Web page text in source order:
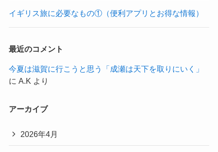
イギリス旅に必要なもの①（便利アプリとお得な情報）
最近のコメント
今夏は滋賀に行こうと思う「成瀬は天下を取りにいく」
に A.K より
アーカイブ
2026年4月